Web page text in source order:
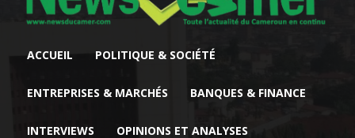
ACCUEIL POLITIQUE & SOCIÉTÉ
ENTREPRISES & MARCHÉS BANQUES & FINANCE
INTERVIEWS OPINIONS ET ANALYSES